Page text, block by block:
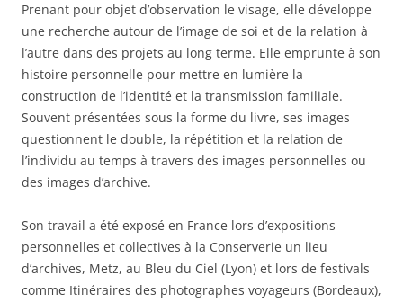
Prenant pour objet d’observation le visage, elle développe
une recherche autour de l’image de soi et de la relation à
l’autre dans des projets au long terme. Elle emprunte à son
histoire personnelle pour mettre en lumière la
construction de l’identité et la transmission familiale.
Souvent présentées sous la forme du livre, ses images
questionnent le double, la répétition et la relation de
l’individu au temps à travers des images personnelles ou
des images d’archive.
Son travail a été exposé en France lors d’expositions
personnelles et collectives à la Conserverie un lieu
d’archives, Metz, au Bleu du Ciel (Lyon) et lors de festivals
comme Itinéraires des photographes voyageurs (Bordeaux),